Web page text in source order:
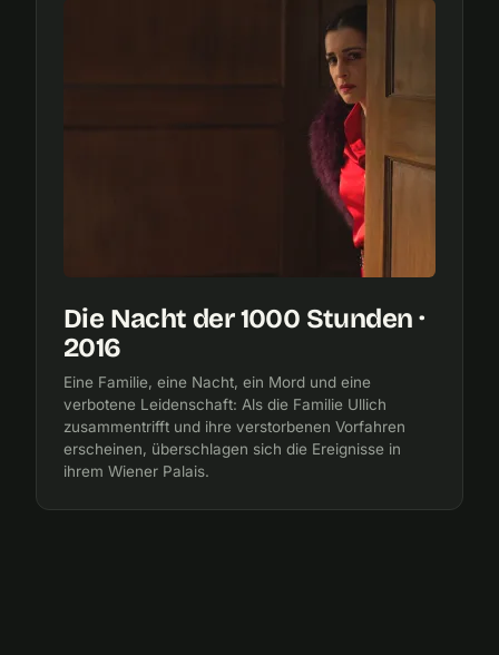
Die Nacht der 1000 Stunden ·
2016
Eine Familie, eine Nacht, ein Mord und eine
verbotene Leidenschaft: Als die Familie Ullich
zusammentrifft und ihre verstorbenen Vorfahren
erscheinen, überschlagen sich die Ereignisse in
ihrem Wiener Palais.